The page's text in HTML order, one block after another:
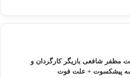
مظفر شافعی بازیگر کارگردان و
پیشکسوت + علت فوت